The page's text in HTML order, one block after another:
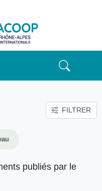
FILTRER
publiés par le